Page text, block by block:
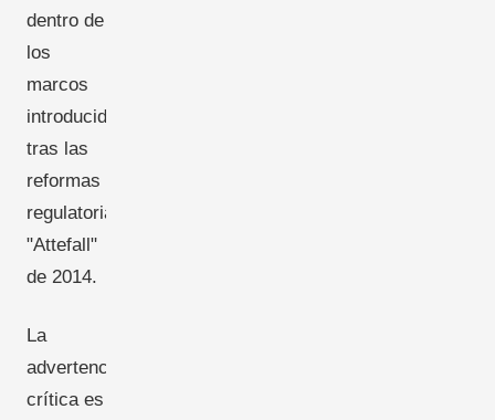
dentro de
los
marcos
introducidos
tras las
reformas
regulatorias
"Attefall"
de 2014.
La
advertencia
crítica es